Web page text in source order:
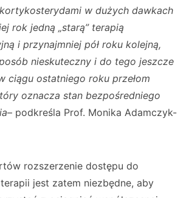
w dużych dawkach
rok jedną „starą” terapią
i przynajmniej pół roku kolejną,
nieskuteczny i do tego jeszcze
ciągu ostatniego roku przełom
oznacza stan bezpośredniego
– podkreśla Prof. Monika Adamczyk-
rozszerzenie dostępu do
jest zatem niezbędne, aby